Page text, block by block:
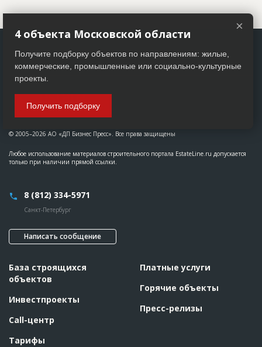
© 2005–2026 АО «ДП Бизнес Пресс». Все права защищены
Любое использование материалов строительного портала EstateLine.ru допускается
только при наличии прямой ссылки.
8 (812) 334-5971
Санкт-Петербург
Написать сообщение
База строящихся
объектов
Инвестпроекты
Call-центр
Тарифы
Платные услуги
Горячие объекты
Пресс-релизы
×
4 объекта Московской области
Получите подборку объектов по направлениям: жилые,
коммерческие, промышленные или социально-культурные
проекты.
Получить подборку